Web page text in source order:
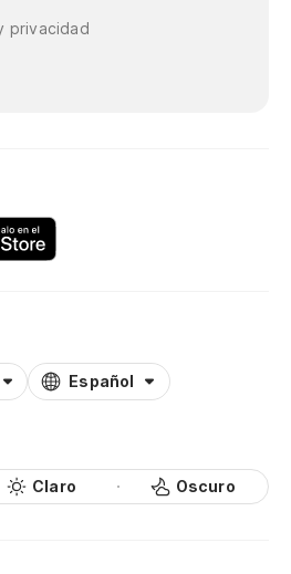
privacidad
Español
Claro Oscuro